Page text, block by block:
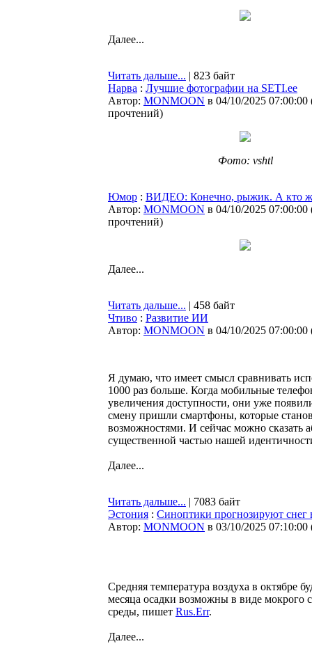
Далее...
Читать дальше... | 823 байт
Нарва : Лучшие фотографии на SETI.ee
Автор: MONMOON в 04/10/2025 07:00:00
прочтений)
Фото: vshtl
Юмор : ВИДЕО: Конечно, рыжик. А кто
Автор: MONMOON в 04/10/2025 07:00:00
прочтений)
Далее...
Читать дальше... | 458 байт
Чтиво : Развитие ИИ
Автор: MONMOON в 04/10/2025 07:00:00
Я думаю, что имеет смысл сравнивать
1000 раз больше. Когда мобильные
увеличения доступности, они уже
смену пришли смартфоны, которые
возможностями. И сейчас можно сказать
существенной частью нашей
Далее...
Читать дальше... | 7083 байт
Эстония : Синоптики прогнозируют снег
Автор: MONMOON в 03/10/2025 07:10:00
Средняя температура воздуха в октябре
месяца осадки возможны в виде мокрого
среды, пишет Rus.Err.
Далее...